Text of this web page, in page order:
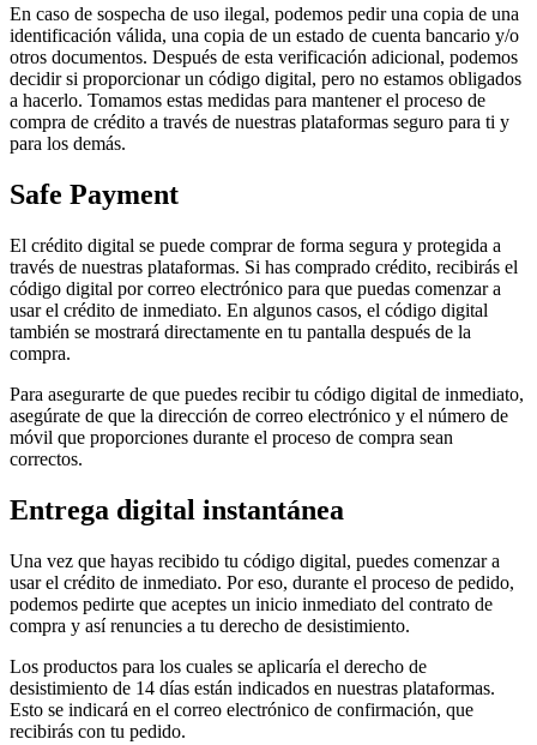
En caso de sospecha de uso ilegal, podemos pedir una copia de una
identificación válida, una copia de un estado de cuenta bancario y/o
otros documentos. Después de esta verificación adicional, podemos
decidir si proporcionar un código digital, pero no estamos obligados
a hacerlo. Tomamos estas medidas para mantener el proceso de
compra de crédito a través de nuestras plataformas seguro para ti y
para los demás.
Safe Payment
El crédito digital se puede comprar de forma segura y protegida a
través de nuestras plataformas. Si has comprado crédito, recibirás el
código digital por correo electrónico para que puedas comenzar a
usar el crédito de inmediato. En algunos casos, el código digital
también se mostrará directamente en tu pantalla después de la
compra.
Para asegurarte de que puedes recibir tu código digital de inmediato,
asegúrate de que la dirección de correo electrónico y el número de
móvil que proporciones durante el proceso de compra sean
correctos.
Entrega digital instantánea
Una vez que hayas recibido tu código digital, puedes comenzar a
usar el crédito de inmediato. Por eso, durante el proceso de pedido,
podemos pedirte que aceptes un inicio inmediato del contrato de
compra y así renuncies a tu derecho de desistimiento.
Los productos para los cuales se aplicaría el derecho de
desistimiento de 14 días están indicados en nuestras plataformas.
Esto se indicará en el correo electrónico de confirmación, que
recibirás con tu pedido.